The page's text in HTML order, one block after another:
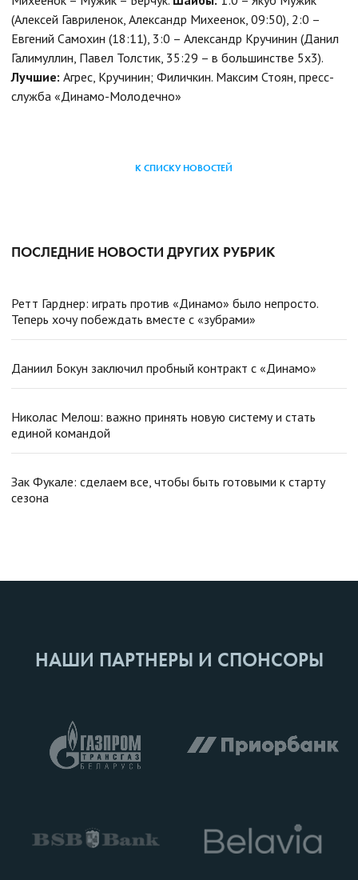
(Алексей Гавриленок, Александр Михеенок, 09:50), 2:0 –
Евгений Самохин (18:11), 3:0 – Александр Кручинин (Данил
Галимуллин, Павел Толстик, 35:29 – в большинстве 5х3).
Лучшие: Агрес, Кручинин; Филичкин. Максим Стоян, пресс-
служба «Динамо-Молодечно»
К СПИСКУ НОВОСТЕЙ
ПОСЛЕДНИЕ НОВОСТИ ДРУГИХ РУБРИК
Ретт Гарднер: играть против «Динамо» было непросто.
Теперь хочу побеждать вместе с «зубрами»
Даниил Бокун заключил пробный контракт с «Динамо»
Николас Мелош: важно принять новую систему и стать
единой командой
Зак Фукале: сделаем все, чтобы быть готовыми к старту
сезона
НАШИ ПАРТНЕРЫ И СПОНСОРЫ